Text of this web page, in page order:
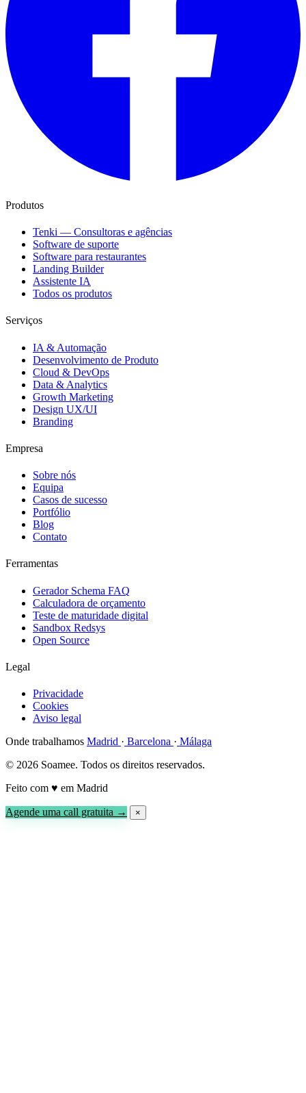
Produtos
Tenki — Consultoras e agências
Software de suporte
Software para restaurantes
Landing Builder
Assistente IA
Todos os produtos
Serviços
IA & Automação
Desenvolvimento de Produto
Cloud & DevOps
Data & Analytics
Growth Marketing
Design UX/UI
Branding
Empresa
Sobre nós
Equipa
Casos de sucesso
Portfólio
Blog
Contato
Ferramentas
Gerador Schema FAQ
Calculadora de orçamento
Teste de maturidade digital
Sandbox Redsys
Open Source
Legal
Privacidade
Cookies
Aviso legal
Onde trabalhamos Madrid · Barcelona · Málaga
© 2026 Soamee. Todos os direitos reservados.
Feito com ♥ em Madrid
Agende uma call gratuita → ×